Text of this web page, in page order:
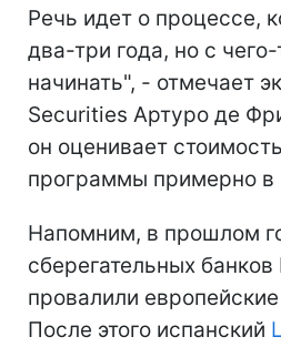
Речь идет о процессе,
два-три года, но с
начинать", - отмечает
Securities Артуро де
он оценивает
программы примерно в
Напомним, в прошлом
сберегательных
провалили
После этого испанский